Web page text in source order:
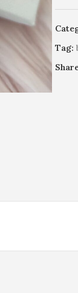
Tag: